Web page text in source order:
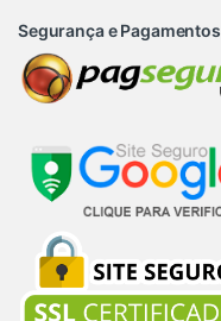
Segurança e Pagamentos